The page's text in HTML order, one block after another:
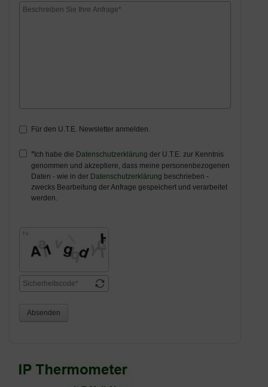
Für den U.T.E. Newsletter anmelden.
Ich habe die Datenschutzerklärung der U.T.E. zur Kenntnis
genommen und akzeptiere, dass meine personenbezogenen
Daten - wie in der Datenschutzerklärung beschrieben -
zwecks Bearbeitung der Anfrage gespeichert und verarbeitet
werden.
Absenden